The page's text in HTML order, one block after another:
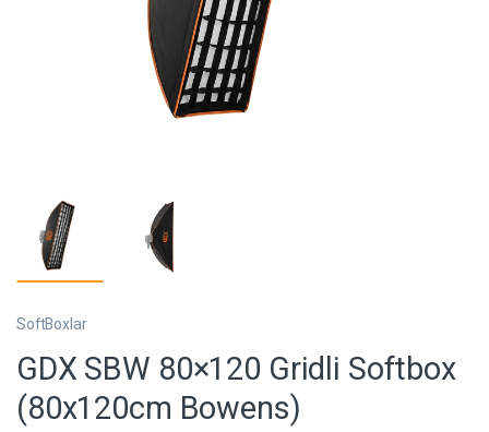
SoftBoxlar
GDX SBW 80×120 Gridli Softbox
(80x120cm Bowens)